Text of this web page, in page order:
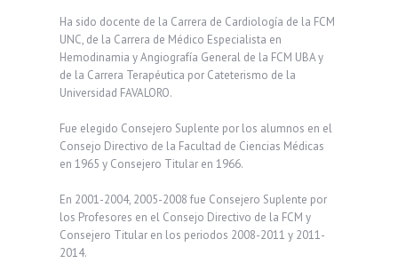
Ha sido docente de la Carrera de Cardiología de la FCM
UNC, de la Carrera de Médico Especialista en
Hemodinamia y Angiografía General de la FCM UBA y
de la Carrera Terapéutica por Cateterismo de la
Universidad FAVALORO.
Fue elegido Consejero Suplente por los alumnos en el
Consejo Directivo de la Facultad de Ciencias Médicas
en 1965 y Consejero Titular en 1966.
En 2001-2004, 2005-2008 fue Consejero Suplente por
los Profesores en el Consejo Directivo de la FCM y
Consejero Titular en los periodos 2008-2011 y 2011-
2014.